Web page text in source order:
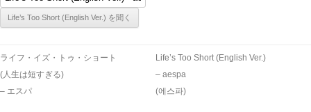
ライフ・イズ・トゥ・ショート
(人生は短すぎる)
– エスパ
Life’s Too Short (English Ver.)
– aespa
(에스파)